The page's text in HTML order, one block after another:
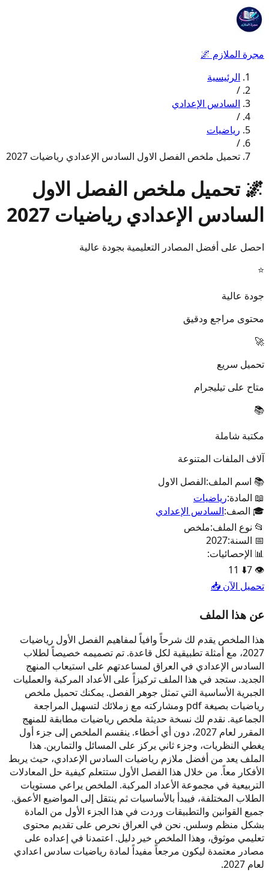
مجرة الملازم 🌌
الرئيسية
/
السادس الإعدادي
/
رياضيات
/
تحميل ملخص الفصل الاول السادس الإعدادي رياضيات 2027
🌌 تحميل ملخص الفصل الاول
السادس الإعدادي رياضيات 2027
احصل على أفضل المصادر التعليمية بجودة عالية
⭐
جودة عالية
محتوى مراجع ودقيق
🚀
تحميل سريع
متاح على تيليجرام
📚
مكتبة شاملة
آلاف الملفات المتنوعة
📚 اسم الملف:الفصل الاول
📖 المادة:رياضيات
🎓 الصف:السادس الإعدادي
📂 نوع الملف:ملخص
📅 السنة:2027
📊 الإحصائيات:
👁️
7
⬇️
11
تحميل الآن 📥
عن هذا الملف
هذا الملخص يقدم لك شرحاً وافياً لمفاهيم الفصل الأول رياضيات
2027، مع أمثلة تطبيقية لكل قاعدة. تم تصميمه خصيصاً لطلاب
السادس الإعدادي في العراق لمساعدتهم على استيعاب المنهج
الجديد. ستجد في هذا الملف تركيزاً على الأعداد المركبة والعمليات
الجبرية الأساسية التي تمثل جوهر الفصل. يمكنك تحميل ملخص
رياضيات بصيغة pdf ومشاركته مع زملائك لتسهيل المراجعة
الجماعية. نقدم لك نسخة حديثة ملخص رياضيات مطابقة للمنهج
المقرر لعام 2027، دون أي أخطاء. ينقسم الملخص إلى جزء أول
يغطي النظريات، وجزء ثاني يركز على المسائل والتمارين. هذا
الملف يعد من أفضل ملازم رياضيات السادس الإعدادي، حيث يربط
الأفكار معاً. من خلال هذا الفصل الأول ستتعلم كيفية حل المعادلات
التربيعية في مجموعة الأعداد المركبة. الملخص يراعي مستويات
الطلاب المختلفة، فيبدأ بالأساسيات ثم ينتقل إلى المواضيع الأعمق.
جميع القوانين والتطبيقات وردت في هذا الجزء الأول من المادة
بشكل منظم وسلس. نحن في العراق نحرص على تقديم محتوى
تعليمي موثوق، وهذا الملخص خير دليل. اعتمدنا في إعداده على
مصادر معتمدة ليكون مرجعاً مفيداً لمادة رياضيات سادس اعدادي
لعام 2027.